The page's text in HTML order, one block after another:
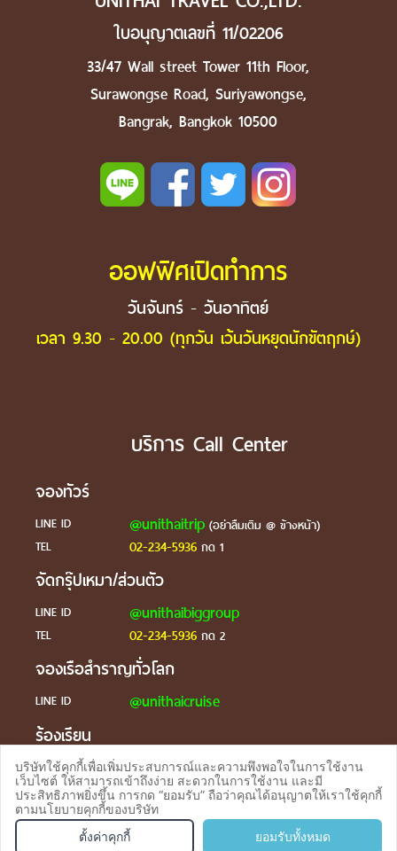
จองทัวร TEL
ใบอนุญาตเลขที่ 11/02206
33/47 Wall street Tower 11th Floor,
Surawongse Road, Suriyawongse,
Bangrak, Bangkok 10500
ออฟฟิศเปิดทำการ
วันจันทร์ - วันอาทิตย์
เวลา 9.30 - 20.00 (ทุกวัน เว้นวันหยุดนักขัตฤกษ์)
บริการ Call Center
จองทัวร์
LINE ID @unithaitrip(อย่าลืมเติม @ ข้างหน้า)
TEL
02-234-5936กด 1
จัดกรุ๊ปเหมา/ส่วนตัว
LINE ID @unithaibiggroup
TEL 02-234-5936กด 2
จองเรือสำราญทั่วโลก
LINE ID @unithaicruise
ร้องเรียน
LINE ID @unithaicare
บริการตอบรับผ่าน Line
บริษัทใช้คุกกี้เพื่อเพิ่มประสบการณ์และความพึงพอใจในการใช้งาน
เว็บไซต์ ให้สามารถเข้าถึงง่าย สะดวกในการใช้งาน และมี
ประสิทธิภาพยิ่งขึ้น การกด “ยอมรับ” ถือว่าคุณได้อนุญาตให้เราใช้คุกกี้
ตามนโยบายคุกกี้ของบริษัท
ตั้งค่าคุกกี้
ยอมรับทั้งหมด